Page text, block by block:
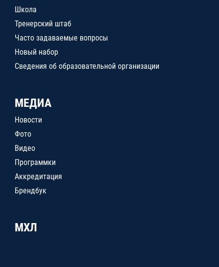
Школа
Тренерский штаб
Часто задаваемые вопросы
Новый набор
Сведения об образовательной организации
МЕДИА
Новости
Фото
Видео
Программки
Аккредитация
Брендбук
МХЛ